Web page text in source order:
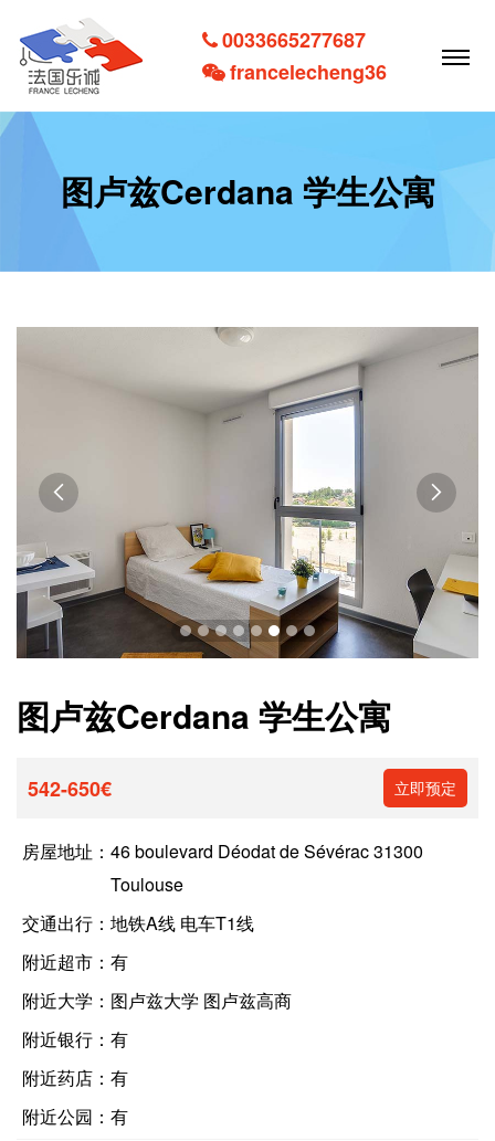
0033665277687
francelecheng36
图卢兹Cerdana 学生公寓
 
图卢兹Cerdana 学生公寓
542-650€ 立即预定
房屋地址： 46 boulevard Déodat de Sévérac 31300
Toulouse
交通出行： 地铁A线 电车T1线
附近超市： 有
附近大学： 图卢兹大学 图卢兹高商
附近银行： 有
附近药店： 有
附近公园： 有